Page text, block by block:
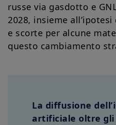
russe via gasdotto e
2028, insieme
e scorte per alcune
questo cambiamento
La diffusione
artificiale oltre